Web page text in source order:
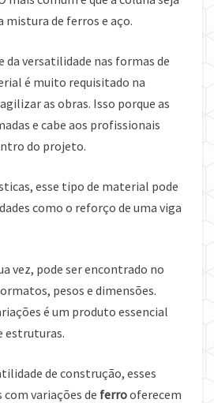
mistura de ferros e aço.
da versatilidade nas formas de
é muito requisitado na
as obras. Isso porque as
e cabe aos profissionais
do projeto.
esse tipo de material pode
como o reforço de uma viga
vez, pode ser encontrado no
pesos e dimensões.
é um produto essencial
estruturas.
de construção, esses
variações de ferrooferecem